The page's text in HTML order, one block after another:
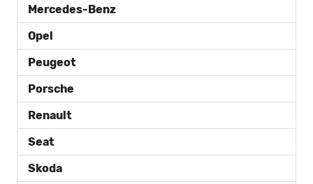
Mercedes-Benz
Opel
Peugeot
Porsche
Renault
Seat
Skoda